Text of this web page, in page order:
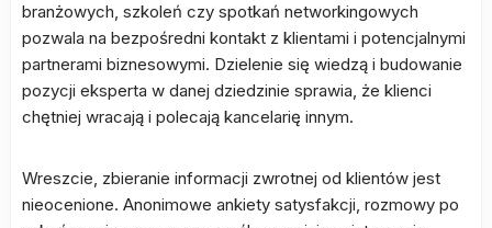
branżowych, szkoleń czy spotkań networkingowych
pozwala na bezpośredni kontakt z klientami i potencjalnymi
partnerami biznesowymi. Dzielenie się wiedzą i budowanie
pozycji eksperta w danej dziedzinie sprawia, że klienci
chętniej wracają i polecają kancelarię innym.
Wreszcie, zbieranie informacji zwrotnej od klientów jest
nieocenione. Anonimowe ankiety satysfakcji, rozmowy po